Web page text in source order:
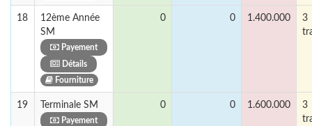
18
12ème Année
SM
Payement
Détails
Fourniture
0 0 1.400.000
3
19 Terminale SM
Payement
0 0 1.600.000
3